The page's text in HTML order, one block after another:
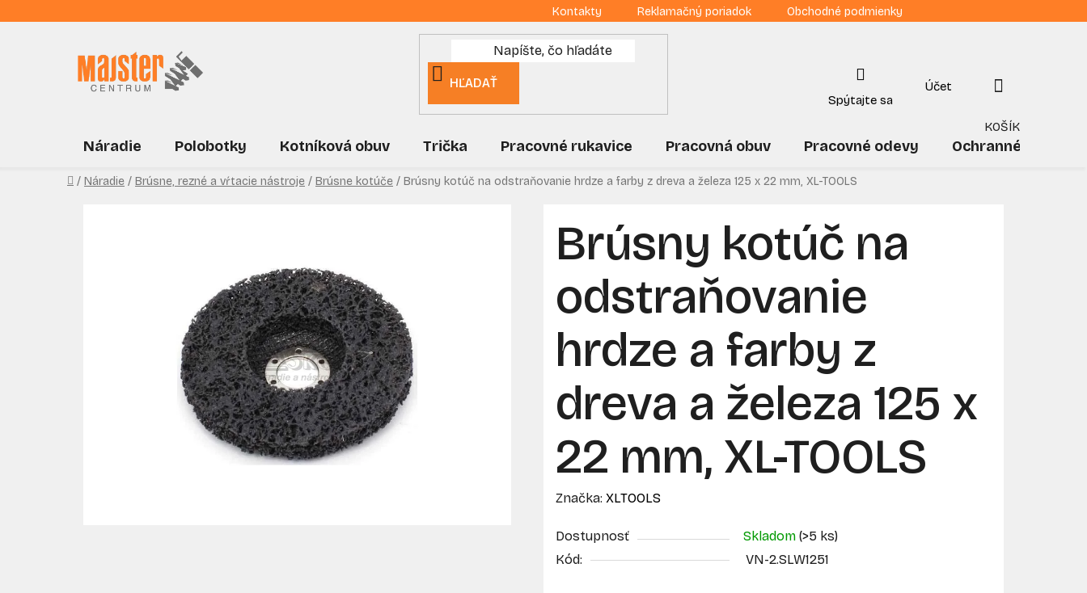
na
Kontakty Reklamačný poriadok Obchodné podmienky
HĽADAŤ
NÁKUPNÝ
KOŠÍK
Náradie Polobotky Kotníková obuv Trička Pracovné rukavice Pracovná obuv Pracovné odevy Ochranné
Domov
/ Náradie / Brúsne, rezné a vŕtacie nástroje / Brúsne kotúče / Brúsny kotúč na odstraňovanie hrdze a farby z dreva a železa 125 x 22 mm, XL-TOOLS
Brúsny kotúč na
odstraňovanie
hrdze a farby z
dreva a železa 125 x
22 mm, XL-TOOLS
Značka: XLTOOLS
Dostupnosť Skladom (>5 ks)
Kód:
VN-2.SLW1251